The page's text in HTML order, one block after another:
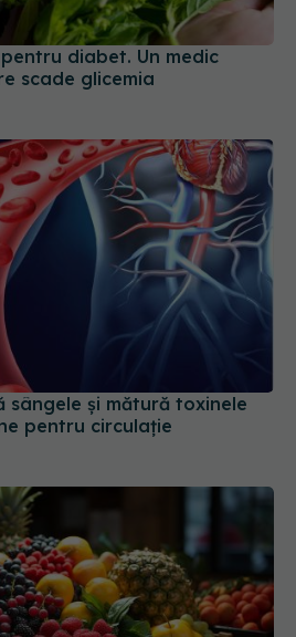
diabet. Un medic
scade glicemia
sângele și mătură toxinele
pentru circulație